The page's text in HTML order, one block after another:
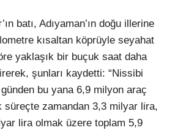
batı, Adıyaman’ın doğu illerine
kısaltan köprüyle seyahat
yaklaşık bir buçuk saat daha
şunları kaydetti: “Nissibi
günden bu yana 6,9 milyon araç
süreçte zamandan 3,3 milyar lira,
lira olmak üzere toplam 5,9